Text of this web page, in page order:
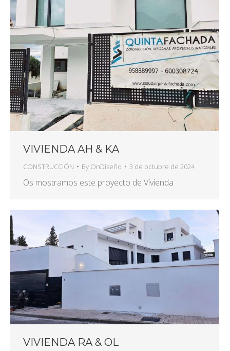
VIVIENDA AH & KA
CONSTRUCCIÓN By OnDiseño 3 de octubre de 2024
Os mostramos este proyecto de Vivienda
VIVIENDA RA & OL